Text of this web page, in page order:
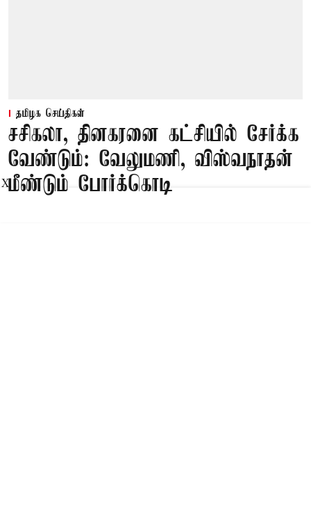
தமிழக செய்திகள்
சசிகலா, தினகரனை கட்சியில் சேர்க்க
வேண்டும்: வேலுமணி, விஸ்வநாதன்
மீண்டும் போர்க்கொடி
X